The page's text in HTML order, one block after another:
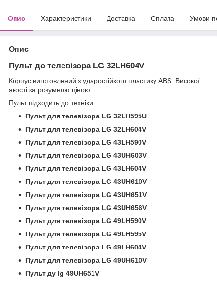
Опис Характеристики Доставка Оплата Умови
Опис
Пульт до телевізора LG 32LH604V
Корпус виготовлений з ударостійкого пластику ABS. Високої
якості за розумною ціною.
Пульт підходить до техніки:
Пульт для телевізора LG 32LH595U
Пульт для телевізора LG 32LH604V
Пульт для телевізора LG 43LH590V
Пульт для телевізора LG 43UH603V
Пульт для телевізора LG 43LH604V
Пульт для телевізора LG 43UH610V
Пульт для телевізора LG 43UH651V
Пульт для телевізора LG 43UH656V
Пульт для телевізора LG 49LH590V
Пульт для телевізора LG 49LH595V
Пульт для телевізора LG 49LH604V
Пульт для телевізора LG 49UH610V
Пульт ду lg 49UH651V